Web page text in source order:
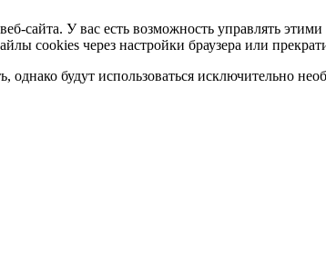
сайта. У вас есть возможность управлять
cookies через настройки браузера или
будут использоваться исключительно